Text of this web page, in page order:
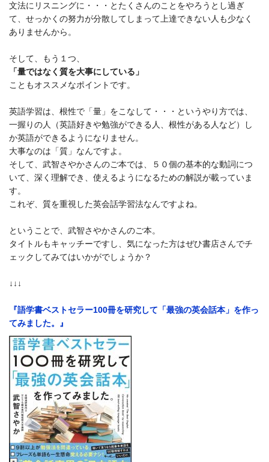
文法にリスニングに・・・とたくさんのことをやろうとし過ぎ
て、せっかくの努力が分散してしまって上達できない人も少なく
ありませんから。
そして、もう１つ、
「量ではなく質を大事にしている」
こともオススメなポイントです。
英語学習は、根性で「量」をこなして・・・というやり方では、
一握りの人（英語好きや勉強ができる人、根性がある人など）し
か英語ができるようになりません。
大事なのは「質」なんですよ。
そして、武智さやかさんのご本では、５０個の基本的な動詞につ
いて、深く理解でき、使えるようになるための解説が載っていま
す。
これぞ、質を重視した英会話学習法なんですよね。
ということで、武智さやかさんのご本。
タイトルもキャッチーですし、気になった方はぜひ書店さんでチ
ェックしてみてはいかがでしょうか？
↓↓↓
『語学書ベストセラー100冊を研究して「最強の英会話本」を作っ
てみました。』